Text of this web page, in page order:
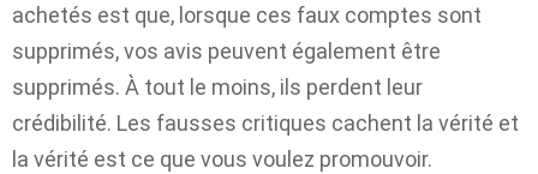
achetés est que, lorsque ces faux comptes sont
supprimés, vos avis peuvent également être
supprimés. À tout le moins, ils perdent leur
crédibilité. Les fausses critiques cachent la vérité et
la vérité est ce que vous voulez promouvoir.